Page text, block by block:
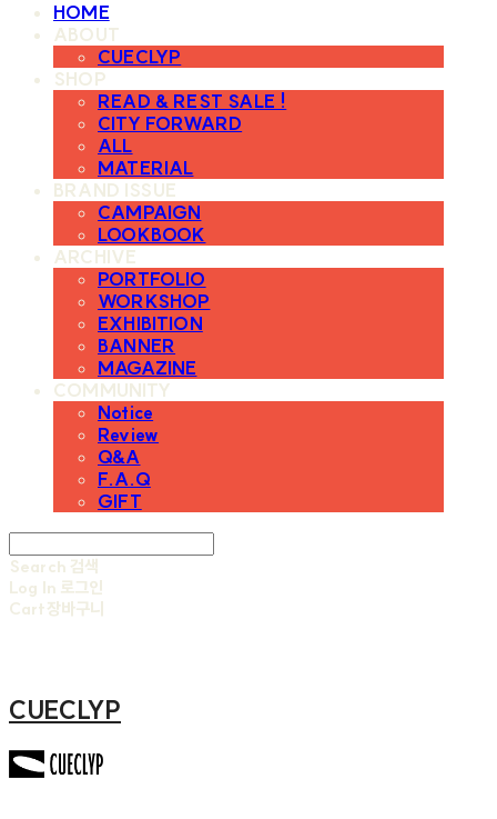
HOME
ABOUT
CUECLYP
SHOP
READ & REST SALE !
CITY FORWARD
ALL
MATERIAL
BRAND ISSUE
CAMPAIGN
LOOKBOOK
ARCHIVE
PORTFOLIO
WORKSHOP
EXHIBITION
BANNER
MAGAZINE
COMMUNITY
Notice
Review
Q&A
F.A.Q
GIFT
Search 검색
Log In 로그인
Cart장바구니
CUECLYP